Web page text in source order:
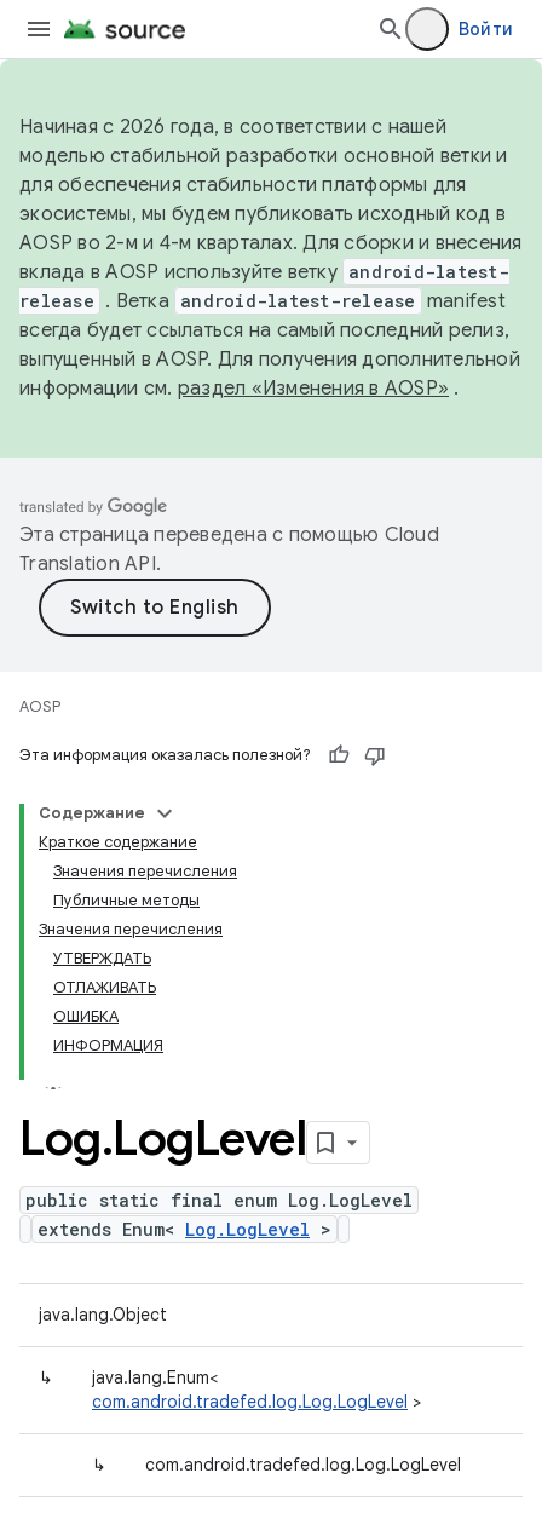
Войти
Начиная с 2026 года, в соответствии с нашей
моделью стабильной разработки основной ветки и
для обеспечения стабильности платформы для
экосистемы, мы будем публиковать исходный код в
AOSP во 2-м и 4-м кварталах. Для сборки и внесения
вклада в AOSP используйте ветку android-latest-
release . Ветка android-latest-release manifest
всегда будет ссылаться на самый последний релиз,
выпущенный в AOSP. Для получения дополнительной
информации см. раздел «Изменения в AOSP» .
Эта страница переведена с помощью Cloud
Translation API.
AOSP
Эта информация оказалась полезной?
Содержание
Краткое содержание
Значения перечисления
Публичные методы
Значения перечисления
УТВЕРЖДАТЬ
ОТЛАЖИВАТЬ
ОШИБКА
ИНФОРМАЦИЯ
Log.LogLevel
public static final enum Log.LogLevel
extends Enum< Log.LogLevel >
java.lang.Object
↳
java.lang.Enum<
com.android.tradefed.log.Log.LogLevel >
↳ com.android.tradefed.log.Log.LogLevel